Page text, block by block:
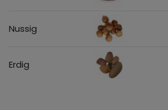
Nussig
Erdig